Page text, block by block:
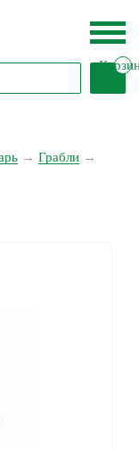
→ Грабли →